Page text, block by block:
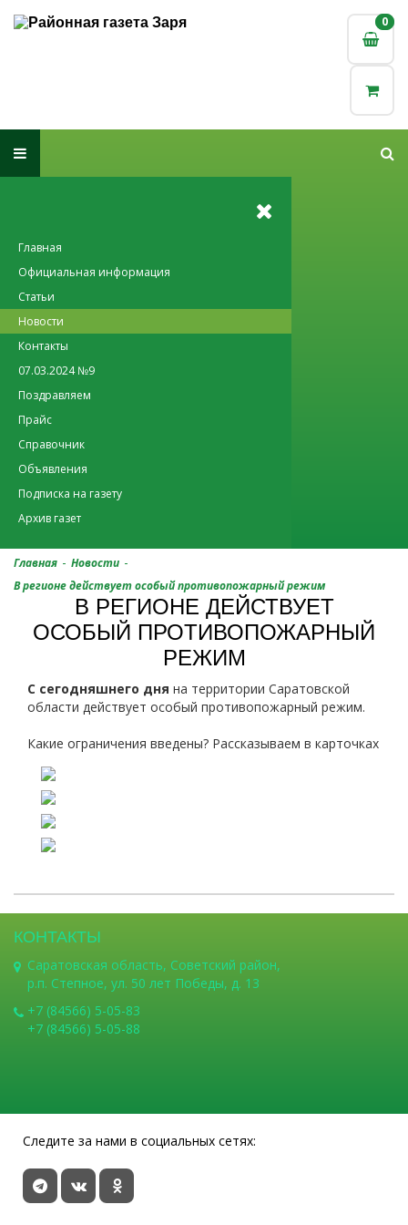
0
0
Главная
Официальная информация
Статьи
Новости
Контакты
07.03.2024 №9
Поздравляем
Прайс
Справочник
Объявления
Подписка на газету
Архив газет
Главная - Новости -
В регионе действует особый противопожарный режим
В РЕГИОНЕ ДЕЙСТВУЕТ
ОСОБЫЙ ПРОТИВОПОЖАРНЫЙ
РЕЖИМ
С сегодняшнего дня на территории Саратовской
области действует особый противопожарный режим.
Какие ограничения введены? Рассказываем в карточках
КОНТАКТЫ
Саратовская область, Советский район,
р.п. Степное, ул. 50 лет Победы, д. 13
+7 (84566) 5-05-83
+7 (84566) 5-05-88
Следите за нами в социальных сетях: